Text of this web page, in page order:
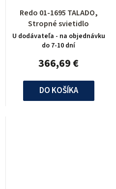
Redo 01-1695 TALADO,
Stropné svietidlo
U dodávateľa - na objednávku
do 7-10 dní
366,69 €
DO KOŠÍKA